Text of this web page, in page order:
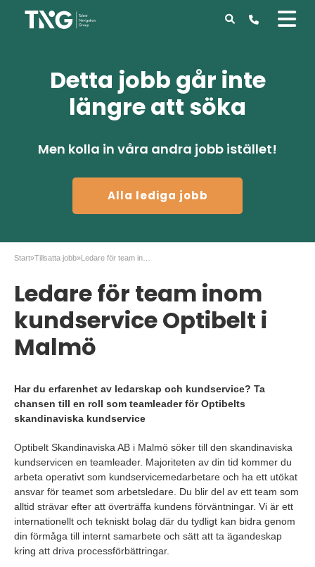
Detta jobb går inte
längre att söka
Men kolla in våra andra jobb istället!
Alla lediga jobb
Start»Tillsatta jobb»
Ledare för team inom
kundservice Optibelt i
Malmö
Har du erfarenhet av ledarskap och kundservice? Ta
chansen till en roll som teamleader för Optibelts
skandinaviska kundservice
Optibelt Skandinaviska AB i Malmö söker till den skandinaviska
kundservicen en teamleader. Majoriteten av din tid kommer du
arbeta operativt som kundservicemedarbetare och ha ett utökat
ansvar för teamet som arbetsledare. Du blir del av ett team som
alltid strävar efter att överträffa kundens förväntningar. Vi är ett
internationellt och tekniskt bolag där du tydligt kan bidra genom
din förmåga till internt samarbete och sätt att ta ägandeskap
kring att driva processförbättringar.